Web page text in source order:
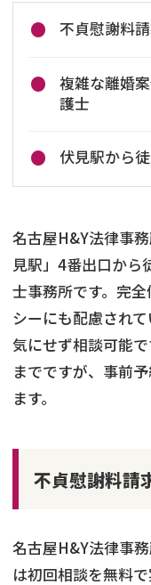
不貞慰謝料
複雑な離婚
護士
伏見駅から
名古屋H&Y法律事
見駅」4番出口から
士事務所です。​完
シーにも配慮され
気にせず相談可能
までですが、事前
ます。​
不貞慰謝料請
名古屋H&Y法律事
は初回相談を無料